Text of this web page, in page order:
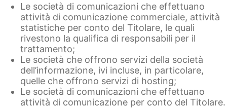
Le società di comunicazioni che effettuano
attività di comunicazione commerciale, attività
statistiche per conto del Titolare, le quali
rivestono la qualifica di responsabili per il
trattamento;
Le società che offrono servizi della società
dell’informazione, ivi incluse, in particolare,
quelle che offrono servizi di hosting;
Le società di comunicazioni che effettuano
attività di comunicazione per conto del Titolare.